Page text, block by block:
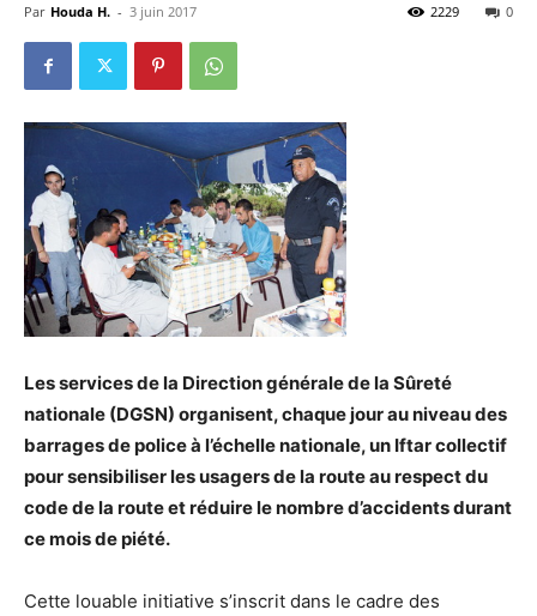
Par Houda H. - 3 juin 2017 0
2229
Les services de la Direction générale de la Sûreté
nationale (DGSN) organisent, chaque jour au niveau des
barrages de police à l’échelle nationale, un Iftar collectif
pour sensibiliser les usagers de la route au respect du
code de la route et réduire le nombre d’accidents durant
ce mois de piété.
Cette louable initiative s’inscrit dans le cadre des